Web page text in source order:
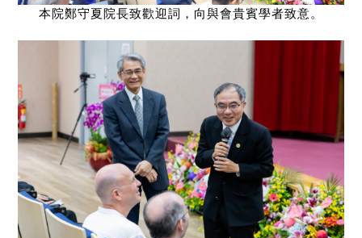
本院鄭守夏院長致歡迎詞，向與會貴賓學者致意。